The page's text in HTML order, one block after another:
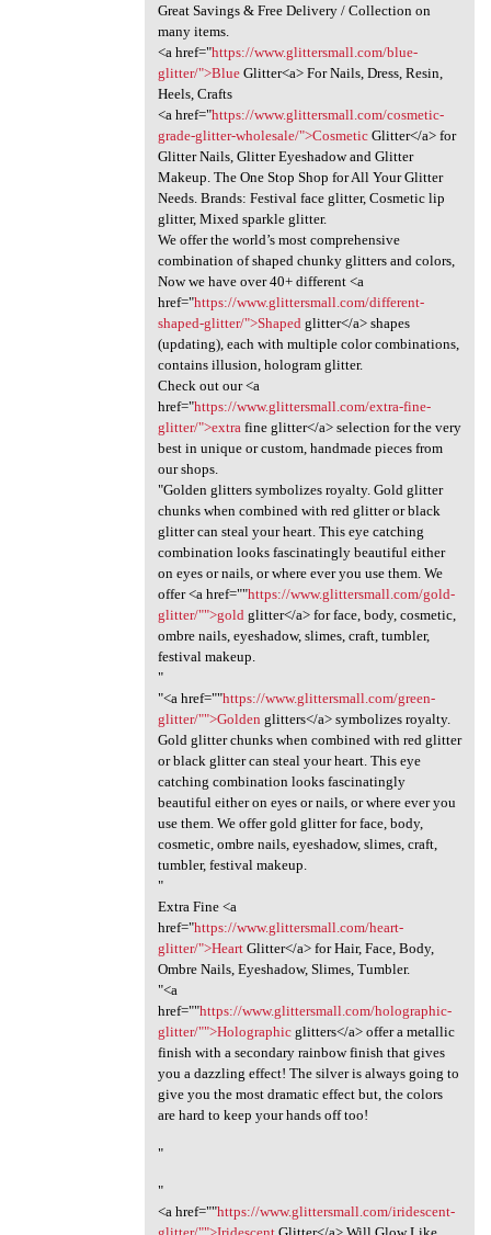
Great Savings & Free Delivery / Collection on
many items.
<a href="https://www.glittersmall.com/blue-
glitter/">BlueGlitter<a> For Nails, Dress, Resin,
Heels, Crafts
<a href="https://www.glittersmall.com/cosmetic-
grade-glitter-wholesale/">CosmeticGlitter</a> for
Glitter Nails, Glitter Eyeshadow and Glitter
Makeup. The One Stop Shop for All Your Glitter
Needs. Brands: Festival face glitter, Cosmetic lip
glitter, Mixed sparkle glitter.
We offer the world’s most comprehensive
combination of shaped chunky glitters and colors,
Now we have over 40+ different <a
href="https://www.glittersmall.com/different-
shaped-glitter/">Shaped glitter</a> shapes
(updating), each with multiple color combinations,
contains illusion, hologram glitter.
Check out our <a
href="https://www.glittersmall.com/extra-fine-
glitter/">extra fine glitter</a> selection for the very
best in unique or custom, handmade pieces from
our shops.
"Golden glitters symbolizes royalty. Gold glitter
chunks when combined with red glitter or black
glitter can steal your heart. This eye catching
combination looks fascinatingly beautiful either
on eyes or nails, or where ever you use them. We
offer <a href=""https://www.glittersmall.com/gold-
glitter/"">gold glitter</a> for face, body, cosmetic,
ombre nails, eyeshadow, slimes, craft, tumbler,
festival makeup.
"
"<a href=""https://www.glittersmall.com/green-
glitter/"">Golden glitters</a> symbolizes royalty.
Gold glitter chunks when combined with red glitter
or black glitter can steal your heart. This eye
catching combination looks fascinatingly
beautiful either on eyes or nails, or where ever you
use them. We offer gold glitter for face, body,
cosmetic, ombre nails, eyeshadow, slimes, craft,
tumbler, festival makeup.
"
Extra Fine <a
href="https://www.glittersmall.com/heart-
glitter/">HeartGlitter</a> for Hair, Face, Body,
Ombre Nails, Eyeshadow, Slimes, Tumbler.
"<a
href=""https://www.glittersmall.com/holographic-
glitter/"">Holographicglitters</a> offer a metallic
finish with a secondary rainbow finish that gives
you a dazzling effect! The silver is always going to
give you the most dramatic effect but, the colors
are hard to keep your hands off too!
"
"
<a href=""https://www.glittersmall.com/iridescent-